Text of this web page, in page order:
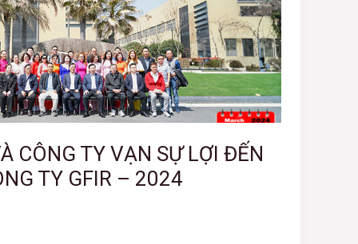
CÔNG TY VẠN SỰ LỢI ĐẾN
TY GFIR – 2024